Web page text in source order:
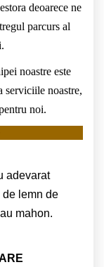
deoarece ne
parcurs al
noastre este
serviciile noastre,
noi.
adevarat
lemn de
mahon.